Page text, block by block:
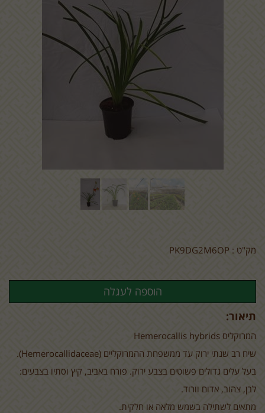
מק"ט : PK9DG2M6OP
תיאור:
המרוקליס Hemerocallis hybrids
שיח רב שנתי ירוק עד ממשפחת ההמרוקליים (Hemerocallidaceae
).
בעל עלים גדולים פשוטים בצבע ירוק. פורח באביב, קיץ וסתיו בצבעים:
לבן, צהוב, אדום וורוד.
מתאים לשתילה בשמש מלאה או חלקית.